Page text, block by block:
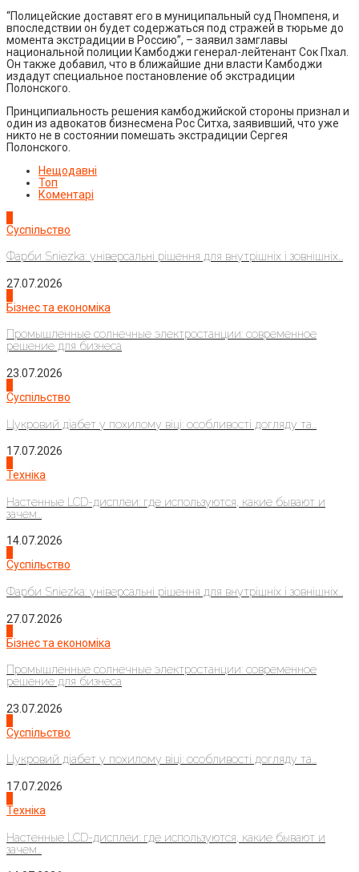
“Полицейские доставят его в муниципальный суд Пномпеня, и
впоследствии он будет содержаться под стражей в тюрьме до
момента экстрадиции в Россию”, – заявил замглавы
национальной полиции Камбоджи генерал-лейтенант Сок Пхал.
Он также добавил, что в ближайшие дни власти Камбоджи
издадут специальное постановление об экстрадиции
Полонского.
Принципиальность решения камбоджийской стороны признал и
один из адвокатов бизнесмена Рос Ситха, заявивший, что уже
никто не в состоянии помешать экстрадиции Сергея
Полонского.
Нещодавні
Топ
Коментарі
Суспільство
Фарби Sniezka: універсальні рішення для внутрішніх і зовнішніх...
27.07.2026
Бізнес та економіка
Промышленные солнечные электростанции: современное
решение для бизнеса
23.07.2026
Суспільство
Цукровий діабет у похилому віці: особливості догляду та...
17.07.2026
Техніка
Настенные LCD-дисплеи: где используются, какие бывают и
зачем...
14.07.2026
Суспільство
Фарби Sniezka: універсальні рішення для внутрішніх і зовнішніх...
27.07.2026
Бізнес та економіка
Промышленные солнечные электростанции: современное
решение для бизнеса
23.07.2026
Суспільство
Цукровий діабет у похилому віці: особливості догляду та...
17.07.2026
Техніка
Настенные LCD-дисплеи: где используются, какие бывают и
зачем...